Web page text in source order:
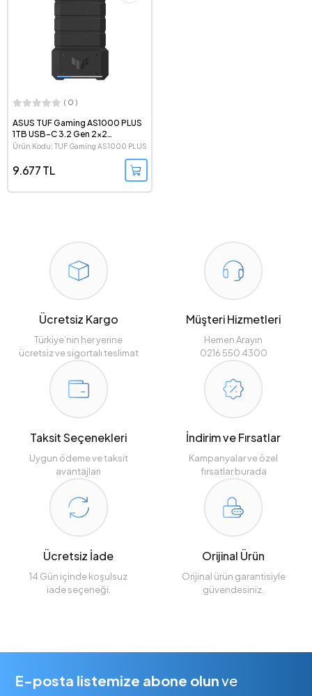
( 0 )
ASUS TUF Gaming AS1000 PLUS
1TB USB-C 3.2 Gen 2x2
Taşınabilir SSD
Ürün Kodu: TUF Gaming AS1000 PLUS
9.677 TL
Ücretsiz Kargo
Türkiye’nin her yerine
ücretsiz ve sigortalı teslimat
Müşteri Hizmetleri
Hemen Arayın
0216 550 4300
Taksit Seçenekleri
Uygun ödeme ve taksit
avantajları
İndirim ve Fırsatlar
Kampanyalar ve özel
fırsatlar burada
Ücretsiz İade
14 Gün içinde koşulsuz
iade seçeneği.
Orijinal Ürün
Orijinal ürün garantisiyle
güvendesiniz.
E-posta listemize abone olunve